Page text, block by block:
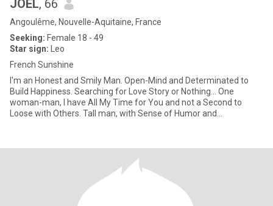
JOËL, 66
Angoulême, Nouvelle-Aquitaine, France
Seeking: Female 18 - 49
Star sign: Leo
French Sunshine
I'm an Honest and Smily Man. Open-Mind and Determinated to
Build Happiness. Searching for Love Story or Nothing... One
woman-man, I have All My Time for You and not a Second to
Loose with Others. Tall man, with Sense of Humor and